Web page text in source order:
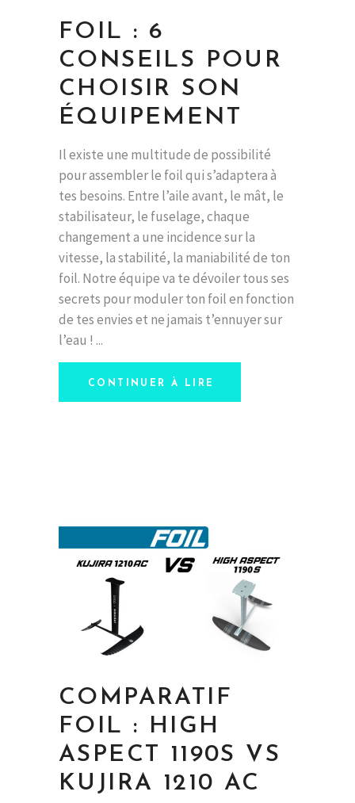
FOIL : 6
CONSEILS POUR
CHOISIR SON
ÉQUIPEMENT
Il existe une multitude de possibilité
pour assembler le foil qui s’adaptera à
tes besoins. Entre l’aile avant, le mât, le
stabilisateur, le fuselage, chaque
changement a une incidence sur la
vitesse, la stabilité, la maniabilité de ton
foil. Notre équipe va te dévoiler tous ses
secrets pour moduler ton foil en fonction
de tes envies et ne jamais t’ennuyer sur
l’eau !
CONTINUER À LIRE
COMPARATIF
FOIL : HIGH
ASPECT 1190S VS
KUJIRA 1210 AC